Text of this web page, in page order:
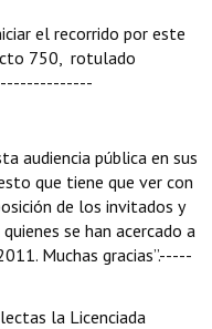
el recorrido por este
750, rotulado
audiencia pública en sus
que tiene que ver con
de los invitados y
se han acercado a
Muchas gracias”.-----
la Licenciada